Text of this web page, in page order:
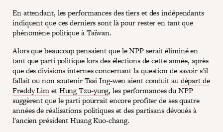
En attendant, les performances des tiers et des indépendants
indiquent que ces derniers sont là pour rester en tant que
phénomène politique à Taïwan.
Alors que beaucoup pensaient que le NPP serait éliminé en
tant que parti politique lors des élections de cette année, après
que des divisions internes concernant la question de savoir s'il
fallait ou non soutenir Tsai Ing-wen aient conduit audépart de
Freddy LimetHung Tzu-yung, les performances du NPP
suggèrent que le parti pourrait encore profiter de ses quatre
années de réalisations politiques et des partisans dévoués à
l'ancien président Huang Kuo-chang.